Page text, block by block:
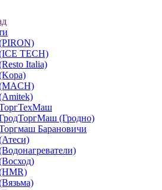
TECH)
Italia)
(Гродно)
Барановичи